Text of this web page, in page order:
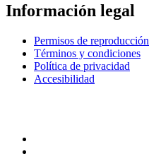
Información legal
Permisos de reproducción
Términos y condiciones
Política de privacidad
Accesibilidad